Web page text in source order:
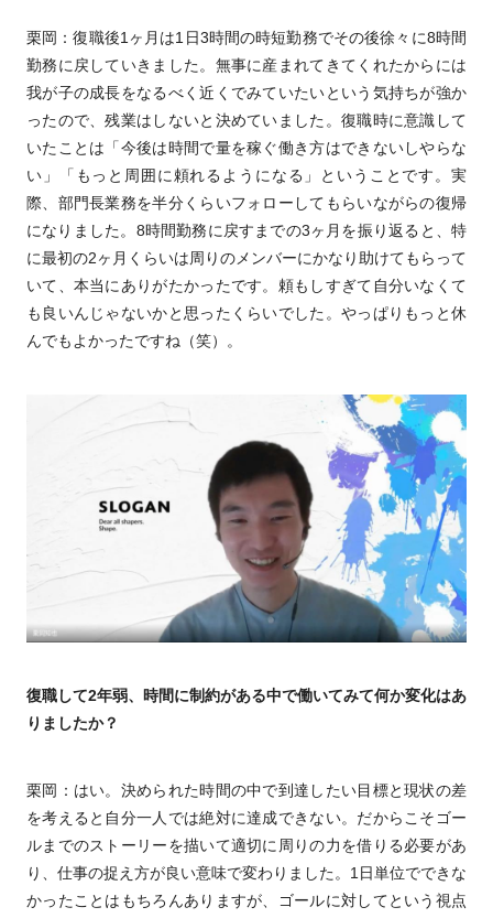
栗岡：復職後1ヶ月は1日3時間の時短勤務でその後徐々に8時間
勤務に戻していきました。無事に産まれてきてくれたからには
我が子の成長をなるべく近くでみていたいという気持ちが強か
ったので、残業はしないと決めていました。復職時に意識して
いたことは「今後は時間で量を稼ぐ働き方はできないしやらな
い」「もっと周囲に頼れるようになる」ということです。実
際、部門長業務を半分くらいフォローしてもらいながらの復帰
になりました。8時間勤務に戻すまでの3ヶ月を振り返ると、特
に最初の2ヶ月くらいは周りのメンバーにかなり助けてもらって
いて、本当にありがたかったです。頼もしすぎて自分いなくて
も良いんじゃないかと思ったくらいでした。やっぱりもっと休
んでもよかったですね（笑）。
復職して2年弱、時間に制約がある中で働いてみて何か変化はあ
りましたか？
栗岡：はい。決められた時間の中で到達したい目標と現状の差
を考えると自分一人では絶対に達成できない。だからこそゴー
ルまでのストーリーを描いて適切に周りの力を借りる必要があ
り、仕事の捉え方が良い意味で変わりました。1日単位でできな
かったことはもちろんありますが、ゴールに対してという視点